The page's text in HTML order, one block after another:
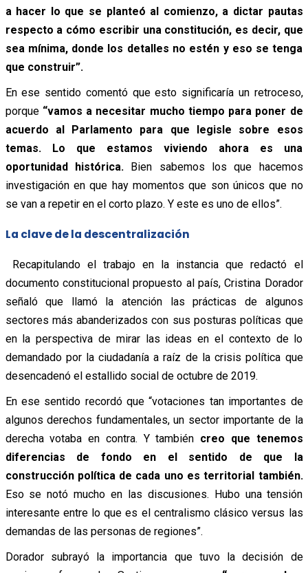
a hacer lo que se planteó al comienzo, a dictar pautas
respecto a cómo escribir una constitución, es decir, que
sea mínima, donde los detalles no estén y eso se tenga
que construir”.
En ese sentido comentó que esto significaría un retroceso,
porque “vamos a necesitar mucho tiempo para poner de
acuerdo al Parlamento para que legisle sobre esos
temas. Lo que estamos viviendo ahora es una
oportunidad histórica. Bien sabemos los que hacemos
investigación en que hay momentos que son únicos que no
se van a repetir en el corto plazo. Y este es uno de ellos”.
La clave de la descentralización
Recapitulando el trabajo en la instancia que redactó el
documento constitucional propuesto al país, Cristina Dorador
señaló que llamó la atención las prácticas de algunos
sectores más abanderizados con sus posturas políticas que
en la perspectiva de mirar las ideas en el contexto de lo
demandado por la ciudadanía a raíz de la crisis política que
desencadenó el estallido social de octubre de 2019.
En ese sentido recordó que “votaciones tan importantes de
algunos derechos fundamentales, un sector importante de la
derecha votaba en contra. Y también creo que tenemos
diferencias de fondo en el sentido de que la
construcción política de cada uno es territorial también.
Eso se notó mucho en las discusiones. Hubo una tensión
interesante entre lo que es el centralismo clásico versus las
demandas de las personas de regiones”.
Dorador subrayó la importancia que tuvo la decisión de